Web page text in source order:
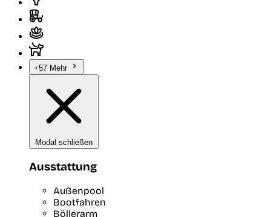
+57 Mehr
Modal schließen
Ausstattung
Außenpool
Bootfahren
Böllerarm